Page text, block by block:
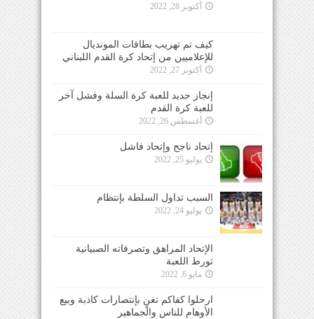
أكتوبر 28, 2022
كيف تم تهريب بطاقات المونديال
للإعلاميين من إتحاد كرة القدم اللبناني
أكتوبر 27, 2022
إنجاز جديد للعبة كرة السلة وفشل آخر
للعبة كرة القدم
أغسطس 26, 2022
إتحاد ناجح وإتحاد فاشل
يوليو 25, 2022
السبب تداول السلطة بإنتظام
يوليو 24, 2022
الإتحاد المراهق وتصرفاته الصبيانية
تورط اللعبة
مايو 6, 2022
ارحلوا كفاكم تغنٍ بإنتصارات كاذبة وبيع
الأوهام للناس والجماهير